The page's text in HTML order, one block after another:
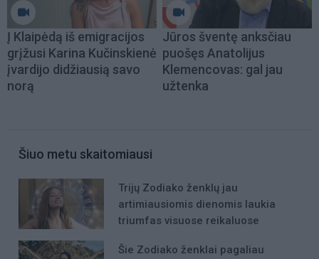
Į Klaipėdą iš emigracijos
grįžusi Karina Kučinskienė
įvardijo didžiausią savo
norą
Jūros šventę anksčiau
puošęs Anatolijus
Klemencovas: gal jau
užtenka
Šiuo metu skaitomiausi
Trijų Zodiako ženklų jau
artimiausiomis dienomis laukia
triumfas visuose reikaluose
Šie Zodiako ženklai pagaliau